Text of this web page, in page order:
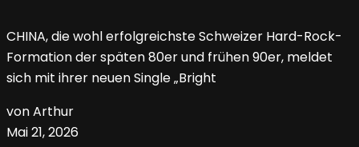
CHINA, die wohl erfolgreichste Schweizer Hard-Rock-
Formation der späten 80er und frühen 90er, meldet
sich mit ihrer neuen Single „Bright
von Arthur
Mai 21, 2026